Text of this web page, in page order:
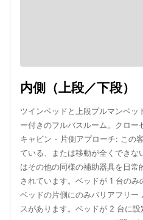
内側（上段／下段）
ツインベッドと上段プルマンベッ
ー付きのフルバスルーム。クロ
キャビン - 片側アプローチ: この
ている、または移動が全くできな
はその他の同様の補助器具を日
されています。ベッドが 1 台のみ
ベッドの片側にのみバリアフリー
スがあります。ベッドが 2 台に